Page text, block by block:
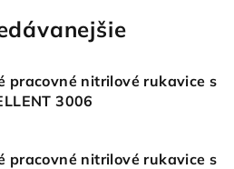
pracovné nitrilové rukavice s
3006
pracovné nitrilové rukavice s